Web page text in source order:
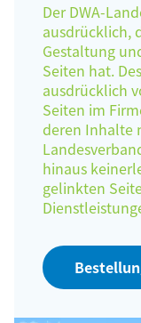
Der DWA-
ausdrücklich,
Gestaltung
Seiten hat.
ausdrücklich
Seiten im
deren Inhalte
hinaus
gelinkten